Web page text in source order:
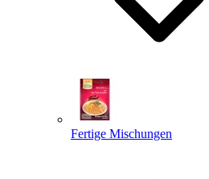
Fertige Mischungen